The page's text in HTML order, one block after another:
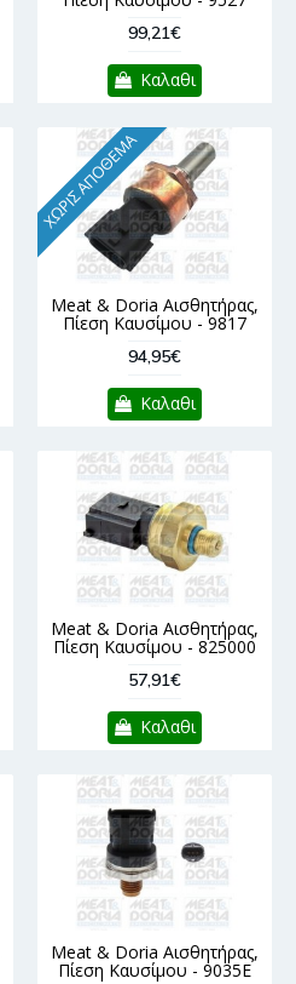
99,21€
Καλαθι
ΧΩΡΊΣ ΑΠΌΘΕΜΑ
Meat & Doria Αισθητήρας,
Πίεση Καυσίμου - 9817
94,95€
Καλαθι
Meat & Doria Αισθητήρας,
Πίεση Καυσίμου - 825000
57,91€
Καλαθι
Meat & Doria Αισθητήρας,
Πίεση Καυσίμου - 9035E